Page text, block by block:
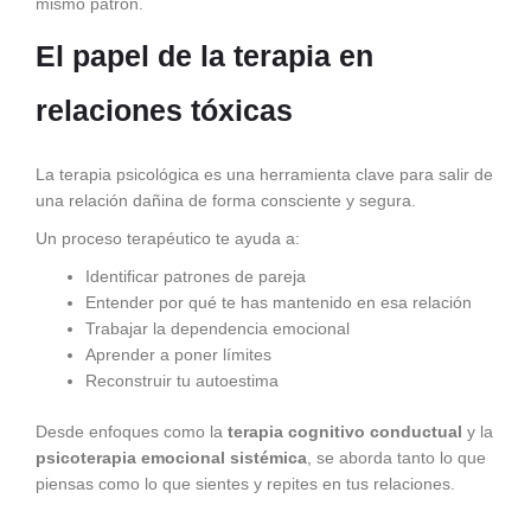
El papel de la terapia en
relaciones tóxicas
La terapia psicológica es una herramienta clave para salir de
una relación dañina de forma consciente y segura.
Un proceso terapéutico te ayuda a:
Identificar patrones de pareja
Entender por qué te has mantenido en esa relación
Trabajar la dependencia emocional
Aprender a poner límites
Reconstruir tu autoestima
Desde enfoques como la terapia cognitivo conductual y la
psicoterapia emocional sistémica , se aborda tanto lo que
piensas como lo que sientes y repites en tus relaciones.